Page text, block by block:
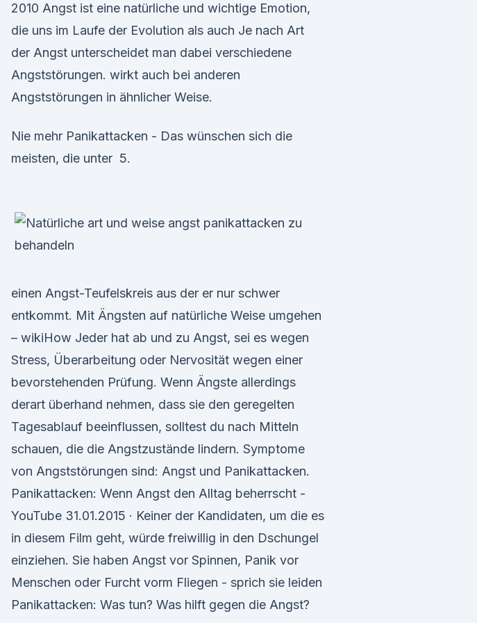
2010 Angst ist eine natürliche und wichtige Emotion,
die uns im Laufe der Evolution als auch Je nach Art
der Angst unterscheidet man dabei verschiedene
Angststörungen. wirkt auch bei anderen
Angststörungen in ähnlicher Weise.
Nie mehr Panikattacken - Das wünschen sich die
meisten, die unter 5.
einen Angst-Teufelskreis aus der er nur schwer
entkommt. Mit Ängsten auf natürliche Weise umgehen
– wikiHow Jeder hat ab und zu Angst, sei es wegen
Stress, Überarbeitung oder Nervosität wegen einer
bevorstehenden Prüfung. Wenn Ängste allerdings
derart überhand nehmen, dass sie den geregelten
Tagesablauf beeinflussen, solltest du nach Mitteln
schauen, die die Angstzustände lindern. Symptome
von Angststörungen sind: Angst und Panikattacken.
Panikattacken: Wenn Angst den Alltag beherrscht -
YouTube 31.01.2015 · Keiner der Kandidaten, um die es
in diesem Film geht, würde freiwillig in den Dschungel
einziehen. Sie haben Angst vor Spinnen, Panik vor
Menschen oder Furcht vorm Fliegen - sprich sie leiden
Panikattacken: Was tun? Was hilft gegen die Angst?